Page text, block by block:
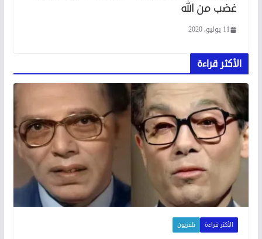
غضب من الله
11 يوليو، 2020
الأكثر قراءة
الأكثر قراءة تلفزيون